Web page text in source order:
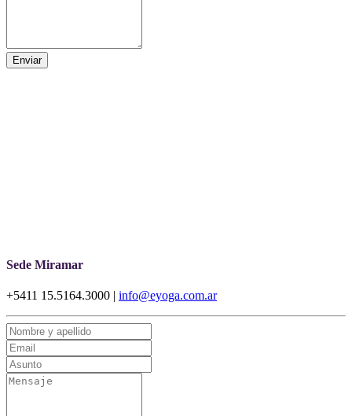
Enviar
Sede Miramar
+5411 15.5164.3000 | info@eyoga.com.ar